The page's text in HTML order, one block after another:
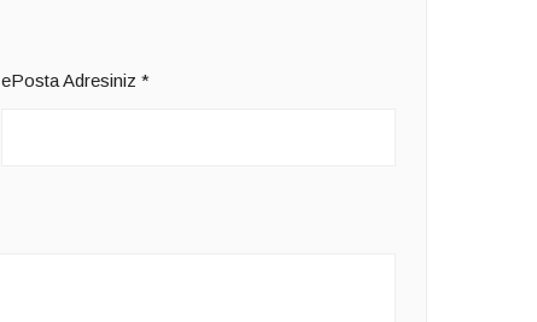
ePosta Adresiniz *